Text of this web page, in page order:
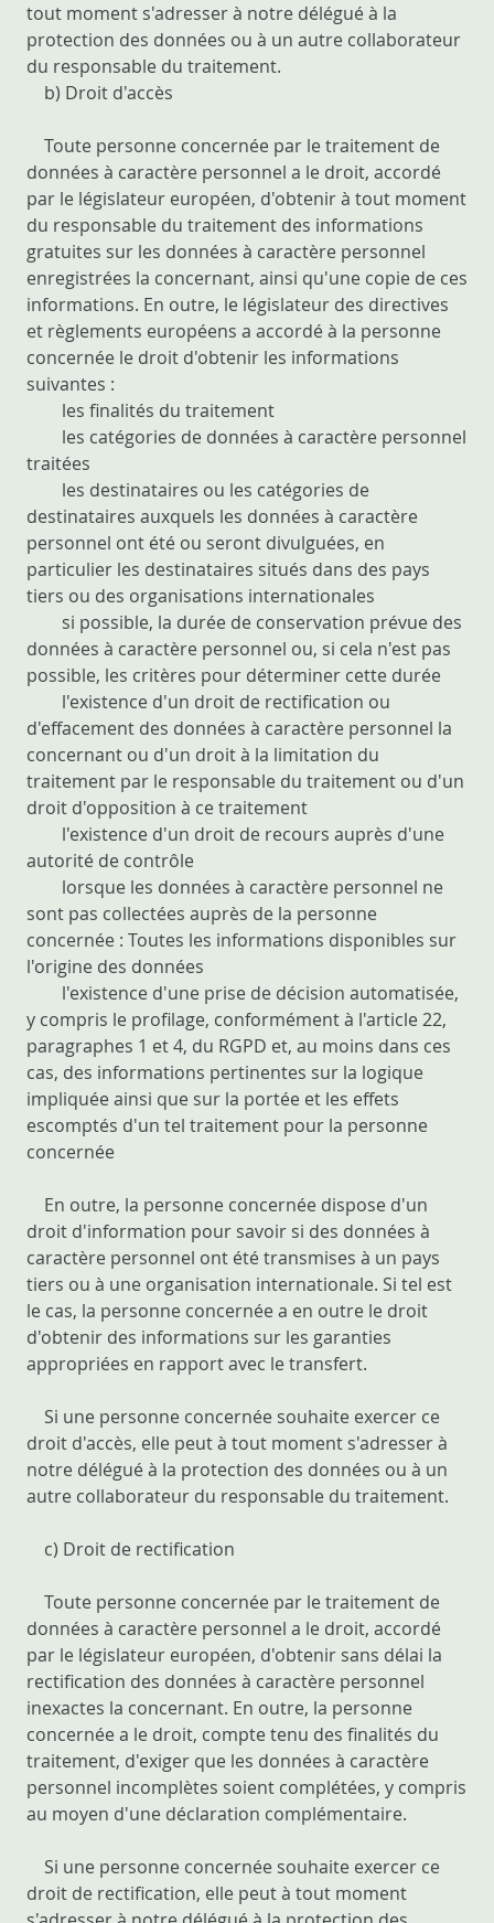
tout moment s'adresser à notre délégué à la
protection des données ou à un autre collaborateur
du responsable du traitement.
b) Droit d'accès
Toute personne concernée par le traitement de
données à caractère personnel a le droit, accordé
par le législateur européen, d'obtenir à tout moment
du responsable du traitement des informations
gratuites sur les données à caractère personnel
enregistrées la concernant, ainsi qu'une copie de ces
informations. En outre, le législateur des directives
et règlements européens a accordé à la personne
concernée le droit d'obtenir les informations
suivantes :
les finalités du traitement
les catégories de données à caractère personnel
traitées
les destinataires ou les catégories de
destinataires auxquels les données à caractère
personnel ont été ou seront divulguées, en
particulier les destinataires situés dans des pays
tiers ou des organisations internationales
si possible, la durée de conservation prévue des
données à caractère personnel ou, si cela n'est pas
possible, les critères pour déterminer cette durée
l'existence d'un droit de rectification ou
d'effacement des données à caractère personnel la
concernant ou d'un droit à la limitation du
traitement par le responsable du traitement ou d'un
droit d'opposition à ce traitement
l'existence d'un droit de recours auprès d'une
autorité de contrôle
lorsque les données à caractère personnel ne
sont pas collectées auprès de la personne
concernée : Toutes les informations disponibles sur
l'origine des données
l'existence d'une prise de décision automatisée,
y compris le profilage, conformément à l'article 22,
paragraphes 1 et 4, du RGPD et, au moins dans ces
cas, des informations pertinentes sur la logique
impliquée ainsi que sur la portée et les effets
escomptés d'un tel traitement pour la personne
concernée
En outre, la personne concernée dispose d'un
droit d'information pour savoir si des données à
caractère personnel ont été transmises à un pays
tiers ou à une organisation internationale. Si tel est
le cas, la personne concernée a en outre le droit
d'obtenir des informations sur les garanties
appropriées en rapport avec le transfert.
Si une personne concernée souhaite exercer ce
droit d'accès, elle peut à tout moment s'adresser à
notre délégué à la protection des données ou à un
autre collaborateur du responsable du traitement.
c) Droit de rectification
Toute personne concernée par le traitement de
données à caractère personnel a le droit, accordé
par le législateur européen, d'obtenir sans délai la
rectification des données à caractère personnel
inexactes la concernant. En outre, la personne
concernée a le droit, compte tenu des finalités du
traitement, d'exiger que les données à caractère
personnel incomplètes soient complétées, y compris
au moyen d'une déclaration complémentaire.
Si une personne concernée souhaite exercer ce
droit de rectification, elle peut à tout moment